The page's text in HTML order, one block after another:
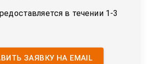
в течении 1-3
ЗАЯВКУ НА EMAIL